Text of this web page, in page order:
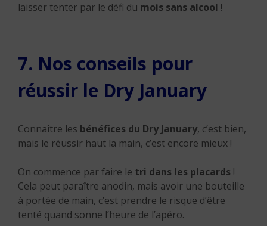
laisser tenter par le défi du mois sans alcool !
7. Nos conseils pour
réussir le Dry January
Connaître les bénéfices du Dry January, c’est bien,
mais le réussir haut la main, c’est encore mieux !
On commence par faire le tri dans les placards !
Cela peut paraître anodin, mais avoir une bouteille
à portée de main, c’est prendre le risque d’être
tenté quand sonne l’heure de l’apéro.